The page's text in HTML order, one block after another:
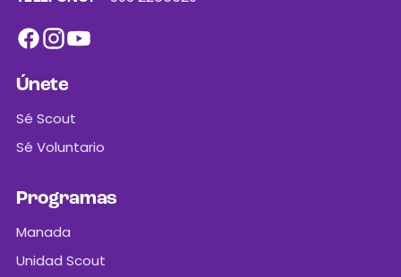
Únete
Sé Scout
Sé Voluntario
Programas
Manada
Unidad Scout